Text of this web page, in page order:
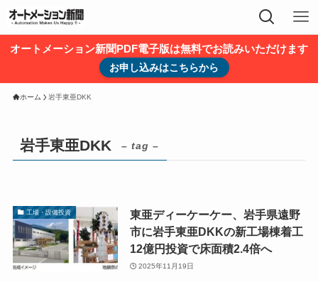
オートメーション新聞PDF電子版は無料でお読みいただけます
お申し込みはこちらから
ホーム 岩手東亜DKK
岩手東亜DKK – tag –
工場・設備投資
東亜ディーケーケー、岩手県遠野
市に岩手東亜DKKの新工場棟着工
12億円投資で床面積2.4倍へ
2025年11月19日